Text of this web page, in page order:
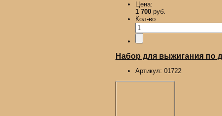
Цена:
1 700 руб.
Кол-во:
Набор для выжигания по
Артикул: 01722